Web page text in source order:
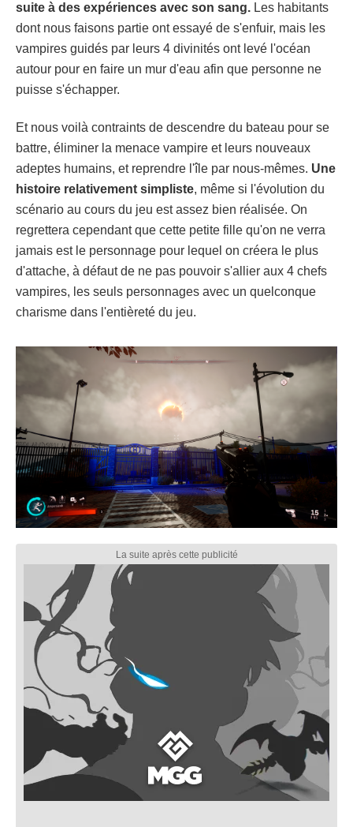
suite à des expériences avec son sang. Les habitants
dont nous faisons partie ont essayé de s'enfuir, mais les
vampires guidés par leurs 4 divinités ont levé l'océan
autour pour en faire un mur d'eau afin que personne ne
puisse s'échapper.
Et nous voilà contraints de descendre du bateau pour se
battre, éliminer la menace vampire et leurs nouveaux
adeptes humains, et reprendre l'île par nous-mêmes. Une
histoire relativement simpliste, même si l'évolution du
scénario au cours du jeu est assez bien réalisée. On
regrettera cependant que cette petite fille qu'on ne verra
jamais est le personnage pour lequel on créera le plus
d'attache, à défaut de ne pas pouvoir s'allier aux 4 chefs
vampires, les seuls personnages avec un quelconque
charisme dans l'entièreté du jeu.